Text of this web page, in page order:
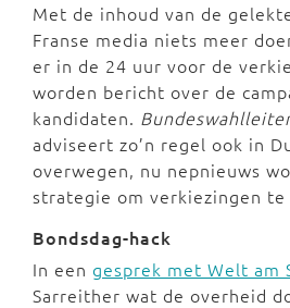
Met de inhoud van de
Franse media niets meer
er in de 24 uur voor de
worden bericht over de
kandidaten.
adviseert zo’n regel ook in
overwegen, nu nepnieuws
strategie om verkiezingen te
Bondsdag-hack
In een gesprek met Welt am
Sarreither wat de overheid